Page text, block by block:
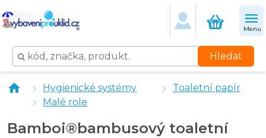
Menu
Hledat
Bamboi®bambusový toaletní papír original 3 vrstvy,
Bamboi® bambusový toaletní papír maxi 2 vrstvy,
Bamboi® bambusový toaletní papír maxi Jumbo 2
Hygienické systémy
Toaletní papír
Malé role
Bamboi®bambusový toaletní